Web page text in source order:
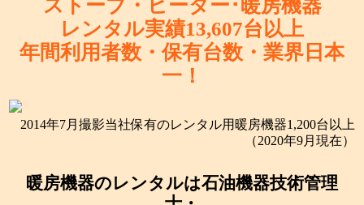
ストーブ・ヒーター･暖房機器
レンタル実績13,607台以上
年間利用者数・保有台数・ 業界日本
一！
2014年7月撮影当社保有のレンタル用暖房機器1,200台以上
（2020年9月現在）
暖房機器のレンタルは石油機器技術管理